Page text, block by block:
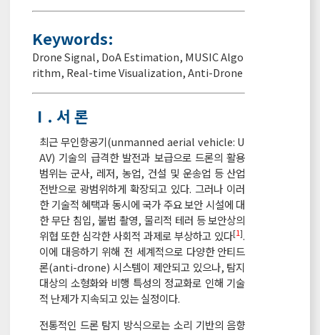
Keywords:
Drone Signal, DoA Estimation, MUSIC Algo
rithm, Real-time Visualization,Anti-Drone
Ⅰ. 서 론
최근 무인항공기(unmanned aerial vehicle: U
AV) 기술의 급격한 발전과 보급으로 드론의 활용
범위는 군사, 레저, 농업, 건설 및 운송업 등 산업
전반으로 광범위하게 확장되고 있다. 그러나 이러
한 기술적 혜택과 동시에 국가 주요 보안 시설에 대
한 무단 침입, 불법 촬영, 물리적 테러 등 보안상의
위협 또한 심각한 사회적 과제로 부상하고 있다[1].
이에 대응하기 위해 전 세계적으로 다양한 안티드
론(anti-drone) 시스템이 제안되고 있으나, 탐지
대상의 소형화와 비행 특성의 정교화로 인해 기술
적 난제가 지속되고 있는 실정이다.
전통적인 드론 탐지 방식으로는 소리 기반의 음향